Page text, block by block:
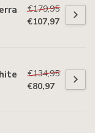
€179,95
€107,97
€134,95
€80,97